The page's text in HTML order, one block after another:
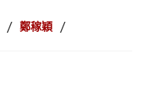
鄭稼穎